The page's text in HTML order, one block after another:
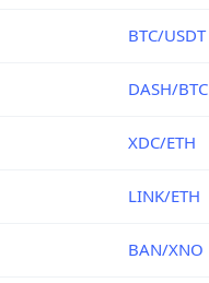
BTC/USDT
DASH/BTC
XDC/ETH
LINK/ETH
BAN/XNO